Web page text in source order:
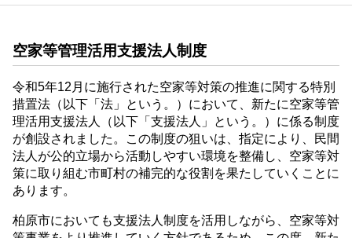
空家等管理活用支援法人制度
令和5年12月に施行された空家等対策の推進に関する特別
措置法（以下「法」という。）において、新たに空家等管
理活用支援法人（以下「支援法人」という。）に係る制度
が創設されました。この制度の狙いは、指定により、民間
法人が公的立場から活動しやすい環境を整備し、空家等対
策に取り組む市町村の補完的な役割を果たしていくことに
あります。
柏原市においても支援法人制度を活用しながら、空家等対